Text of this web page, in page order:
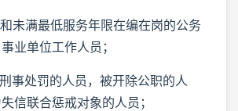
未满最低服务年限在编在岗的公务
业单位工作人员；
事处罚的人员，被开除公职的人
信联合惩戒对象的人员；